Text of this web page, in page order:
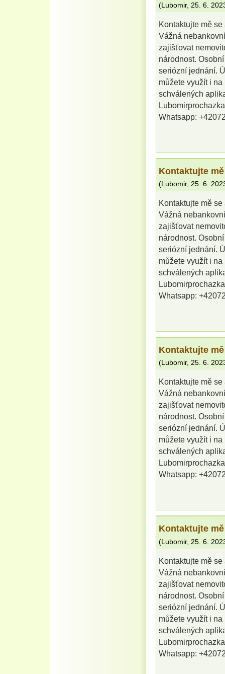
(Lubomir, 25. 6.
Kontaktujte mě
Vážná
zajišťovat
národnost.
seriózní jednání.
můžete využít i
schválených
Whatsapp:
Kontaktujte
(Lubomir, 25. 6.
Kontaktujte mě
Vážná
zajišťovat
národnost.
seriózní jednání.
můžete využít i
schválených
Whatsapp:
Kontaktujte
(Lubomir, 25. 6.
Kontaktujte mě
Vážná
zajišťovat
národnost.
seriózní jednání.
můžete využít i
schválených
Whatsapp:
Kontaktujte
(Lubomir, 25. 6.
Kontaktujte mě
Vážná
zajišťovat
národnost.
seriózní jednání.
můžete využít i
schválených
Whatsapp: